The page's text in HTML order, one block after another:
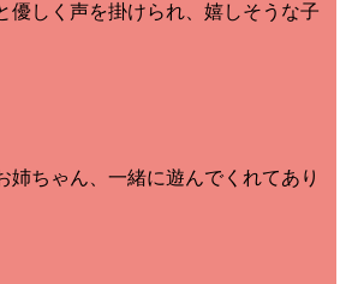
優しく声を掛けられ、嬉しそうな子
姉ちゃん、一緒に遊んでくれてあり